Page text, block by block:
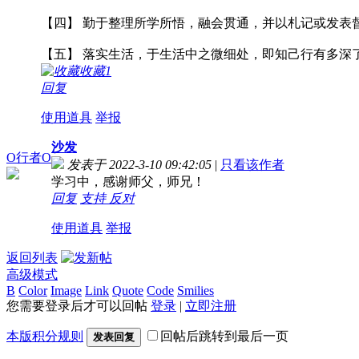
【四】 勤于整理所学所悟，融会贯通，并以札记或发表
【五】 落实生活，于生活中之微细处，即知己行有多深
收藏1
回复
使用道具 举报
O行者O
沙发
发表于 2022-3-10 09:42:05 | 只看该作者
学习中，感谢师父，师兄！
回复 支持 反对
使用道具 举报
返回列表
高级模式
B Color Image Link Quote Code Smilies
您需要登录后才可以回帖 登录 | 立即注册
本版积分规则 发表回复 回帖后跳转到最后一页